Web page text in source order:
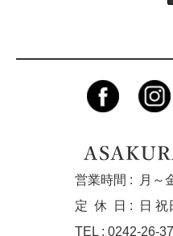
営業時間 :
月～
定休
日 :
日 祝
TEL : 0242-26-